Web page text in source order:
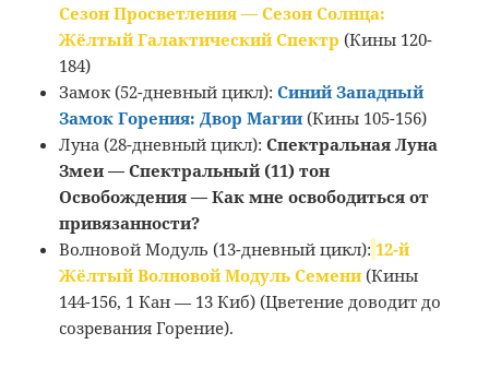
Сезон Просветления — Сезон Солнца:
Жёлтый Галактический Спектр (Кины 120-
184)
Замок (52-дневный цикл):Синий Западный
Замок Горения: Двор Магии (Кины 105-156)
Луна (28-дневный цикл):Спектральная Луна
Змеи — Спектральный (11) тон
Освобождения — Как мне освободиться от
привязанности?
Волновой Модуль (13-дневный цикл): 12-й
Жёлтый Волновой Модуль Семени(Кины
144-156, 1 Кан — 13 Киб) (Цветение доводит до
созревания Горение).